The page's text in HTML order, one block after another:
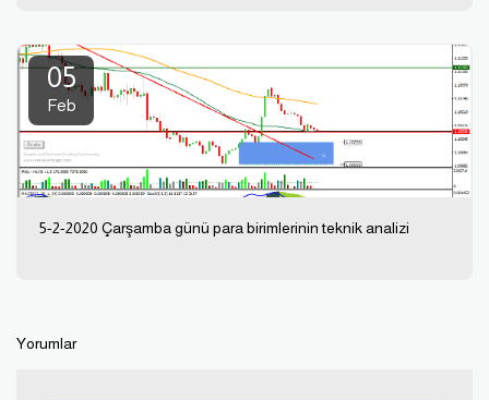
05
Feb
5-2-2020 Çarşamba günü para birimlerinin teknik analizi
Yorumlar